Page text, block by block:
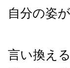
自分の姿
言い換え